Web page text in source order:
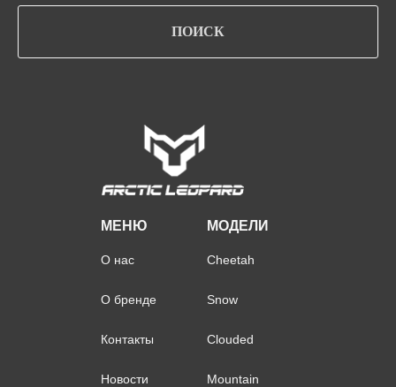
ПОИСК
Mountain
Clouded
Snow
Cheetah
МОДЕЛИ
Новости
Контакты
О бренде
О нас
МЕНЮ